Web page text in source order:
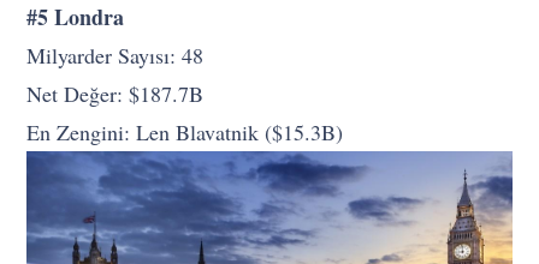
#5 Londra
Milyarder Sayısı: 48
Net Değer: $187.7B
En Zengini: Len Blavatnik ($15.3B)